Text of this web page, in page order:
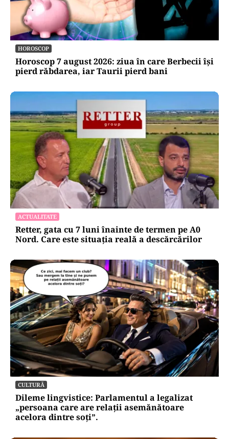
HOROSCOP
Horoscop 7 august 2026: ziua în care Berbecii își
pierd răbdarea, iar Taurii pierd bani
ACTUALITATE
Retter, gata cu 7 luni înainte de termen pe A0
Nord. Care este situația reală a descărcărilor
CULTURĂ
Dileme lingvistice: Parlamentul a legalizat
„persoana care are relații asemănătoare
acelora dintre soți”.